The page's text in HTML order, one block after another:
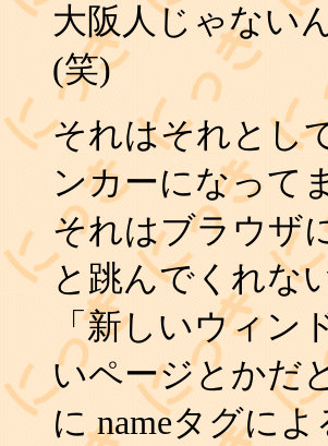
大阪人じゃない
(笑)
それはそれとし
ンカーになって
それはブラウザ
と跳んでくれな
「新しいウィン
いページとかだ
に nameタグに